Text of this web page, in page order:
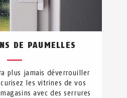
DE PAUMELLES
plus jamais déverrouiller
les vitrines de vos
avec des serrures